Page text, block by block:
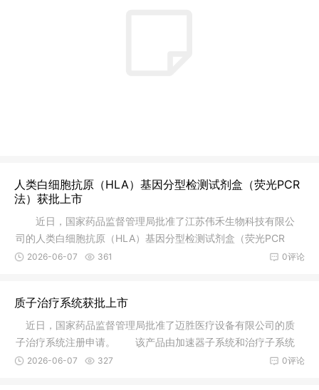
人类白细胞抗原（HLA）基因分型检测试剂盒（荧光PCR
法）获批上市
近日，国家药品监督管理局批准了江苏伟禾生物科技有限公
司的人类白细胞抗原（HLA）基因分型检测试剂盒（荧光PCR
法）注册申请
0评论
2026-06-07 361
质子治疗系统获批上市
近日，国家药品监督管理局批准了迈胜医疗设备有限公司的质
子治疗系统注册申请。 该产品由加速器子系统和治疗子系统
组成，其
0评论
2026-06-07 327